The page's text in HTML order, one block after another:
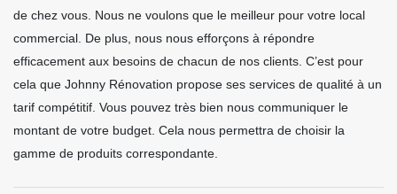
de chez vous. Nous ne voulons que le meilleur pour votre local
commercial. De plus, nous nous efforçons à répondre
efficacement aux besoins de chacun de nos clients. C’est pour
cela que Johnny Rénovation propose ses services de qualité à un
tarif compétitif. Vous pouvez très bien nous communiquer le
montant de votre budget. Cela nous permettra de choisir la
gamme de produits correspondante.